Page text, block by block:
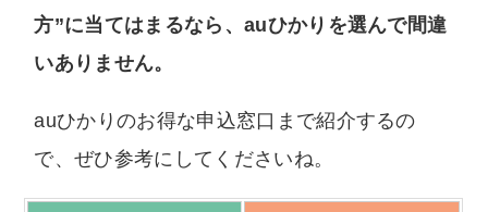
方”に当てはまるなら、auひかりを選んで間違
いありません。
auひかりのお得な申込窓口まで紹介するの
で、ぜひ参考にしてくださいね。